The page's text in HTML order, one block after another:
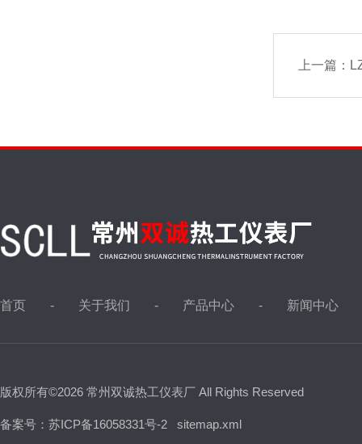
上一篇：
首页 关于我们 产品中心 新闻中心
版权所有©2026 常州双诚热工仪表厂 All Rights Reserved
备案号：苏ICP备16058331号-2 sitemap.xml